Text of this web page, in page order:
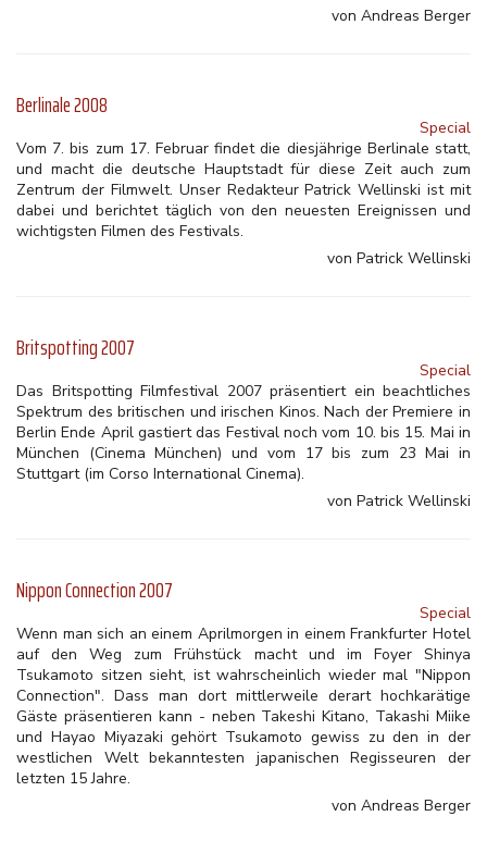
von Andreas Berger
Berlinale 2008
Special
Vom 7. bis zum 17. Februar findet die diesjährige Berlinale statt,
und macht die deutsche Hauptstadt für diese Zeit auch zum
Zentrum der Filmwelt. Unser Redakteur Patrick Wellinski ist mit
dabei und berichtet täglich von den neuesten Ereignissen und
wichtigsten Filmen des Festivals.
von Patrick Wellinski
Britspotting 2007
Special
Das Britspotting Filmfestival 2007 präsentiert ein beachtliches
Spektrum des britischen und irischen Kinos. Nach der Premiere in
Berlin Ende April gastiert das Festival noch vom 10. bis 15. Mai in
München (Cinema München) und vom 17 bis zum 23 Mai in
Stuttgart (im Corso International Cinema).
von Patrick Wellinski
Nippon Connection 2007
Special
Wenn man sich an einem Aprilmorgen in einem Frankfurter Hotel
auf den Weg zum Frühstück macht und im Foyer Shinya
Tsukamoto sitzen sieht, ist wahrscheinlich wieder mal "Nippon
Connection". Dass man dort mittlerweile derart hochkarätige
Gäste präsentieren kann - neben Takeshi Kitano, Takashi Miike
und Hayao Miyazaki gehört Tsukamoto gewiss zu den in der
westlichen Welt bekanntesten japanischen Regisseuren der
letzten 15 Jahre.
von Andreas Berger